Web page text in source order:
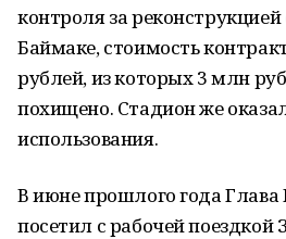
контроля за
Баймаке, стоимость
рублей, из которых 3 млн
похищено. Стадион же
использования.
В июне прошлого года Глава
посетил с рабочей поездкой